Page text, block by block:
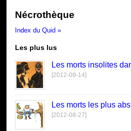
Nécrothèque
Index du Quid »
Les plus lus
Les morts insolites
[2012-09-14]
Les morts les plus
[2012-08-27]